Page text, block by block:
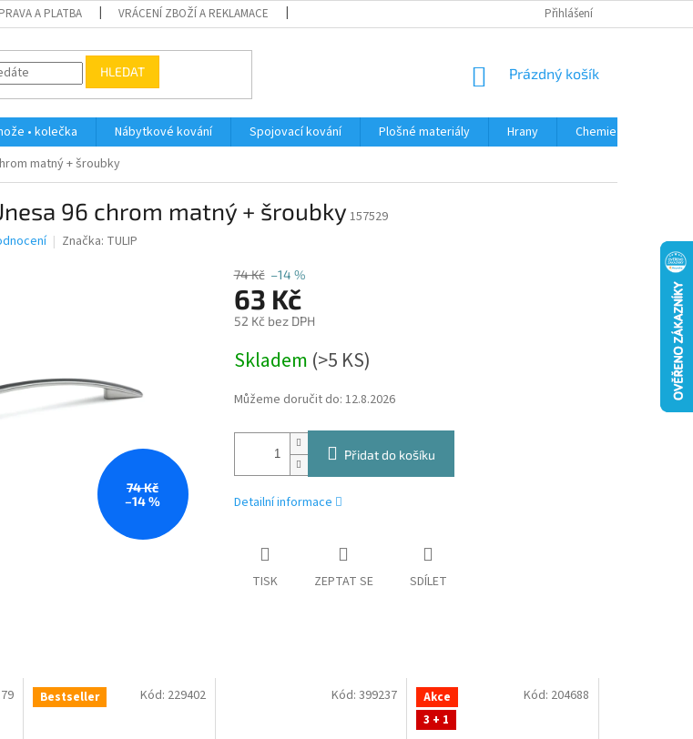
A PLATBA VRÁCENÍ ZBOŽÍ A REKLAMACE PODMÍNKY OCHRANY OSOBNÍCH ÚDAJŮ
Přihlášení
HLEDAT
NÁKUPNÍ
Prázdný košík
• kolečka Nábytkové kování Spojovací kování Plošné materiály Hrany
Chemie • doplňky
matný + šroubky
96 chrom matný + šroubky 157529
Značka: TULIP
74 Kč
–14 %
74 Kč –14 %
63 Kč
52 Kč bez DPH
cena:
Skladem (>5 KS)
Můžeme doručit do: 12.8.2026
Přidat do košíku
Detailní informace
TISK ZEPTAT SE SDÍLET
Bestseller Kód: 229402 Kód:399237
Akce
3 + 1
Kód: 204688